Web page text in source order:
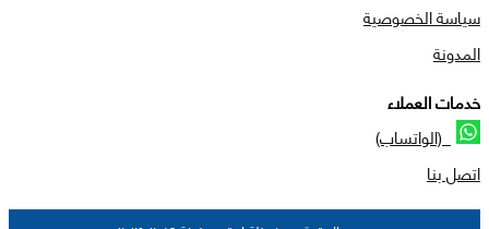
سياسة الخصوصية
المدونة
خدمات العملاء
(الواتساب)
اتصل بنا